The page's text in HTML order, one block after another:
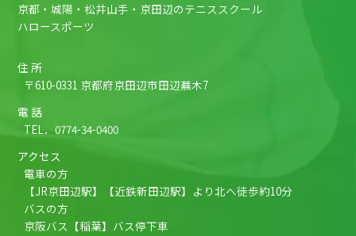
京都・城陽・松井山手・京田辺のテニススクール
ハロースポーツ
住 所
〒610-0331 京都府京田辺市田辺蕪木7
電 話
TEL．0774-34-0400
アクセス
電車の方
【JR京田辺駅】【近鉄新田辺駅】より北へ徒歩約10分
バスの方
京阪バス【稲葉】バス停下車